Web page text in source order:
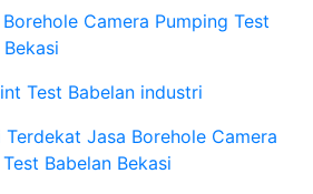
Camera Pumping Test
Test Babelan industri
Jasa Borehole Camera
Babelan Bekasi